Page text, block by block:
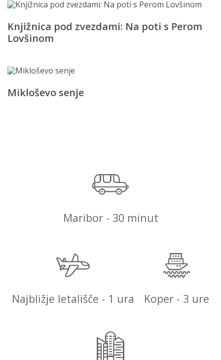
Knjižnica pod zvezdami: Na poti s Perom
Lovšinom
Mikloševo senje
Maribor - 30 minut
Najbližje letališče - 1 ura Koper - 3 ure